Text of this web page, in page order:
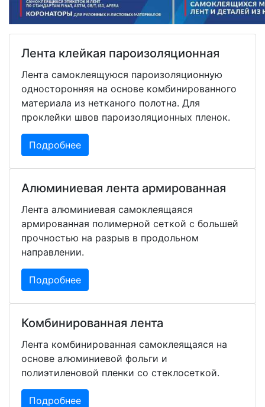
Лента клейкая пароизоляционная
Лента самоклеящуюся пароизоляционную
односторонняя на основе комбинированного
материала из нетканого полотна. Для
проклейки швов пароизоляционных пленок.
Подробнее
Алюминиевая лента армированная
Лента алюминиевая самоклеящаяся
армированная полимерной сеткой с большей
прочностью на разрыв в продольном
направлении.
Подробнее
Комбинированная лента
Лента комбинированная самоклеящаяся на
основе алюминиевой фольги и
полиэтиленовой пленки со стеклосеткой.
Подробнее